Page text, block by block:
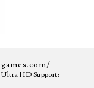
HD Support: